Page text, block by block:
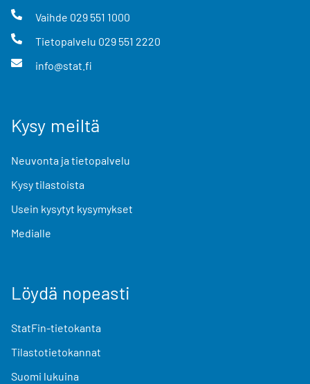
Vaihde 029 551 1000
Tietopalvelu 029 551 2220
info@stat.fi
Kysy meiltä
Neuvonta ja tietopalvelu
Kysy tilastoista
Usein kysytyt kysymykset
Medialle
Löydä nopeasti
StatFin-tietokanta
Tilastotietokannat
Suomi lukuina